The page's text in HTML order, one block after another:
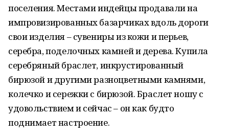
поселения. Местами индейцы продавали на
импровизированных базарчиках вдоль дороги
свои изделия – сувениры из кожи и перьев,
серебра, поделочных камней и дерева. Купила
серебряный браслет, инкрустированный
бирюзой и другими разноцветными камнями,
колечко и сережки с бирюзой. Браслет ношу с
удовольствием и сейчас – он как будто
поднимает настроение.